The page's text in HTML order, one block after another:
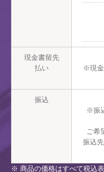
現金書留先
払い
※現金
振込
※振
ご希
振込
※ 商品の価格はすべて税込